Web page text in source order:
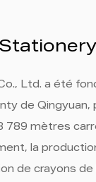
Ltd. a été
de Qingyuan,
789 mètres
la
de crayons